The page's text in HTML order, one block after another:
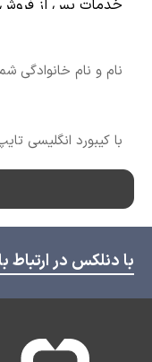
با دنلکس در ارتباط